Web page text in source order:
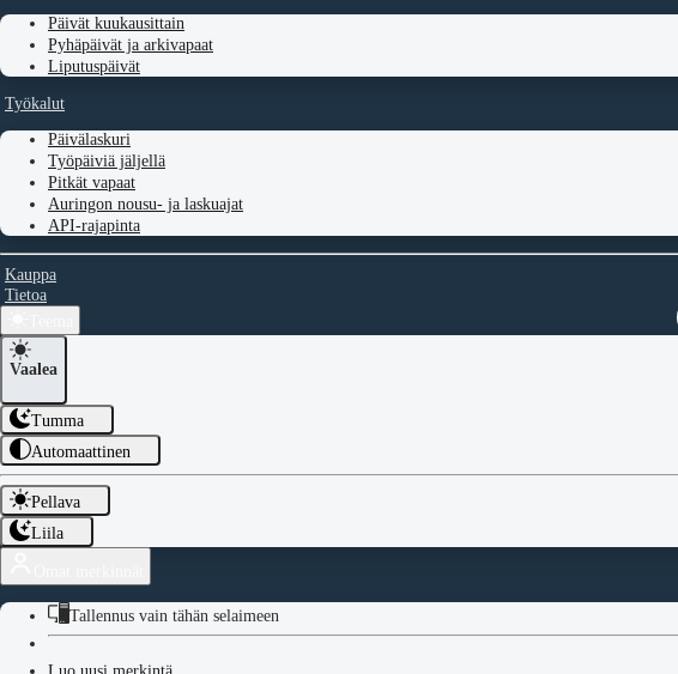
Päivät kuukausittain
Pyhäpäivät ja arkivapaat
Liputuspäivät
Työkalut
Päivälaskuri
Työpäiviä jäljellä
Pitkät vapaat
Auringon nousu- ja laskuajat
API-rajapinta
Kauppa
Tietoa
Vaalea
Tumma
Automaattinen
Pellava
Liila
Tallennus vain tähän selaimeen